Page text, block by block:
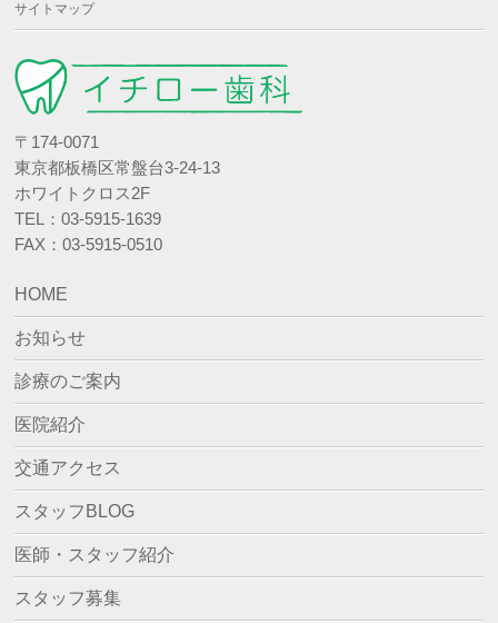
サイトマップ
〒174-0071
東京都板橋区常盤台3-24-13
ホワイトクロス2F
TEL：03-5915-1639
FAX：03-5915-0510
HOME
お知らせ
診療のご案内
医院紹介
交通アクセス
スタッフBLOG
医師・スタッフ紹介
スタッフ募集